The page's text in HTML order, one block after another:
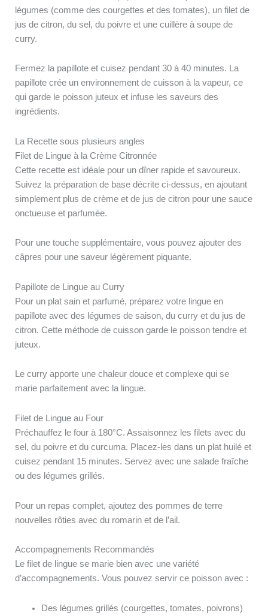
légumes (comme des courgettes et des tomates), un filet de
jus de citron, du sel, du poivre et une cuillère à soupe de
curry.
Fermez la papillote et cuisez pendant 30 à 40 minutes. La
papillote crée un environnement de cuisson à la vapeur, ce
qui garde le poisson juteux et infuse les saveurs des
ingrédients.
La Recette sous plusieurs angles
Filet de Lingue à la Crème Citronnée
Cette recette est idéale pour un dîner rapide et savoureux.
Suivez la préparation de base décrite ci-dessus, en ajoutant
simplement plus de crème et de jus de citron pour une sauce
onctueuse et parfumée.
Pour une touche supplémentaire, vous pouvez ajouter des
câpres pour une saveur légèrement piquante.
Papillote de Lingue au Curry
Pour un plat sain et parfumé, préparez votre lingue en
papillote avec des légumes de saison, du curry et du jus de
citron. Cette méthode de cuisson garde le poisson tendre et
juteux.
Le curry apporte une chaleur douce et complexe qui se
marie parfaitement avec la lingue.
Filet de Lingue au Four
Préchauffez le four à 180°C. Assaisonnez les filets avec du
sel, du poivre et du curcuma. Placez-les dans un plat huilé et
cuisez pendant 15 minutes. Servez avec une salade fraîche
ou des légumes grillés.
Pour un repas complet, ajoutez des pommes de terre
nouvelles rôties avec du romarin et de l’ail.
Accompagnements Recommandés
Le filet de lingue se marie bien avec une variété
d’accompagnements. Vous pouvez servir ce poisson avec :
Des légumes grillés (courgettes, tomates, poivrons)